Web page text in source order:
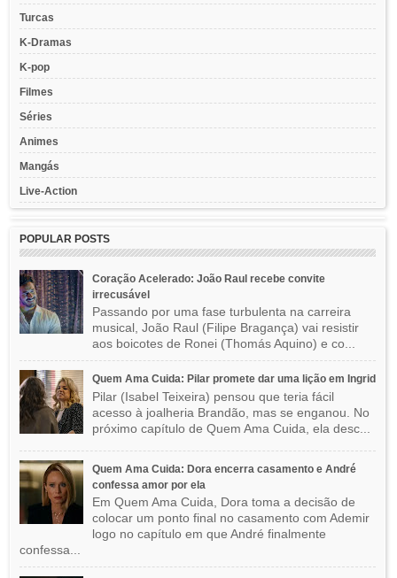
Turcas
K-Dramas
K-pop
Filmes
Séries
Animes
Mangás
Live-Action
POPULAR POSTS
Coração Acelerado: João Raul recebe convite
irrecusável
Passando por uma fase turbulenta na carreira
musical, João Raul (Filipe Bragança) vai resistir
aos boicotes de Ronei (Thomás Aquino) e co...
Quem Ama Cuida: Pilar promete dar uma lição em Ingrid
Pilar (Isabel Teixeira) pensou que teria fácil
acesso à joalheria Brandão, mas se enganou. No
próximo capítulo de Quem Ama Cuida, ela desc...
Quem Ama Cuida: Dora encerra casamento e André
confessa amor por ela
Em Quem Ama Cuida, Dora toma a decisão de
colocar um ponto final no casamento com Ademir
logo no capítulo em que André finalmente
confessa...